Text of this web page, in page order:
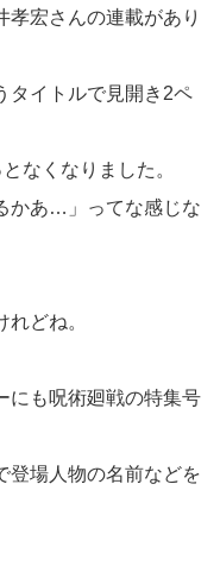
孝宏さんの連載があり
タイトルで見開き2ペ
なくなりました。
かあ…」ってな感じな
どね。
にも呪術廻戦の特集号
登場人物の名前などを